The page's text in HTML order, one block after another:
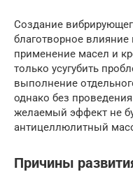
Создание
благотворное
применение масел и
только усугубить
выполнение
однако без
желаемый эффект не
антицеллюлитный
Причины